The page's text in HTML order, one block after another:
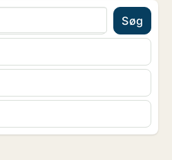
Søg